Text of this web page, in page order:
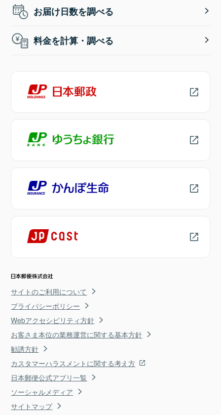
お届け日数を調べる
料金を計算・調べる
サイトのご利用について
プライバシーポリシー
Webアクセシビリティ方針
お客さま本位の業務運営に関する基本方針
勧誘方針
カスタマーハラスメントに関する考え方
日本郵便公式アプリ一覧
ソーシャルメディア
サイトマップ